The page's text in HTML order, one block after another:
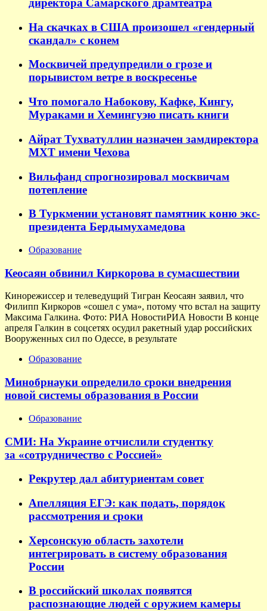
директора Самарского драмтеатра
На скачках в США произошел «гендерный
скандал» с конем
Москвичей предупредили о грозе и
порывистом ветре в воскресенье
Что помогало Набокову, Кафке, Кингу,
Мураками и Хемингуэю писать книги
Айрат Тухватуллин назначен замдиректора
МХТ имени Чехова
Вильфанд спрогнозировал москвичам
потепление
В Туркмении установят памятник коню экс-
президента Бердымухамедова
Образование
Кеосаян обвинил Киркорова в сумасшествии
Кинорежиссер и телеведущий Тигран Кеосаян заявил, что
Филипп Киркоров «сошел с ума», потому что встал на защиту
Максима Галкина. Фото: РИА НовостиРИА Новости В конце
апреля Галкин в соцсетях осудил ракетный удар российских
Вооруженных сил по Одессе, в результате
Образование
Минобрнауки определило сроки внедрения
новой системы образования в России
Образование
СМИ: На Украине отчислили студентку
за «сотрудничество с Россией»
Рекрутер дал абитуриентам совет
Апелляция ЕГЭ: как подать, порядок
рассмотрения и сроки
Херсонскую область захотели
интегрировать в систему образования
России
В российский школах появятся
распознающие людей с оружием камеры